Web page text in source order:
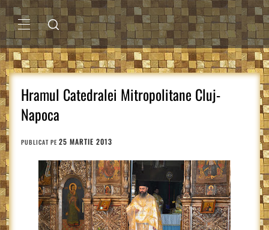
Sari
la
conținutMENIU
PRINCIPAL
Hramul Catedralei Mitropolitane Cluj-
Napoca
PUBLICAT PE 25 MARTIE 2013